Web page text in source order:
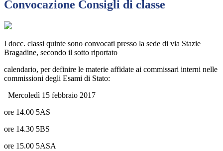
Convocazione Consigli di classe
I docc. classi quinte sono convocati presso la sede di via Stazie
Bragadine, secondo il sotto riportato
calendario, per definire le materie affidate ai commissari interni nelle
commissioni degli Esami di Stato:
Mercoledì 15 febbraio 2017
ore 14.00 5AS
ore 14.30 5BS
ore 15.00 5ASA